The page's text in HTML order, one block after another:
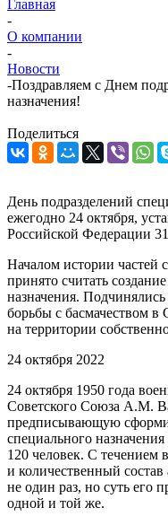
Главная
-
О компании
-
Новости
-Поздравляем с Днем
назначения!
Поделиться
День подразделений
ежегодно 24 октября,
Российской Федерации
Началом истории частей
принято считать
назначения.
борьбы с басмачеством
на территории
24 октября 2022
24 октября 1950 года
Советского Союза А.М.
предписывающую
специального
120 человек. С течением
и количественный состав
не один раз, но суть его
одной и той же.